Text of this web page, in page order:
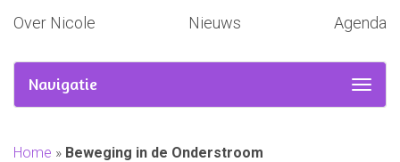
Over Nicole Nieuws Agenda
Navigatie
Home » Beweging in de Onderstroom